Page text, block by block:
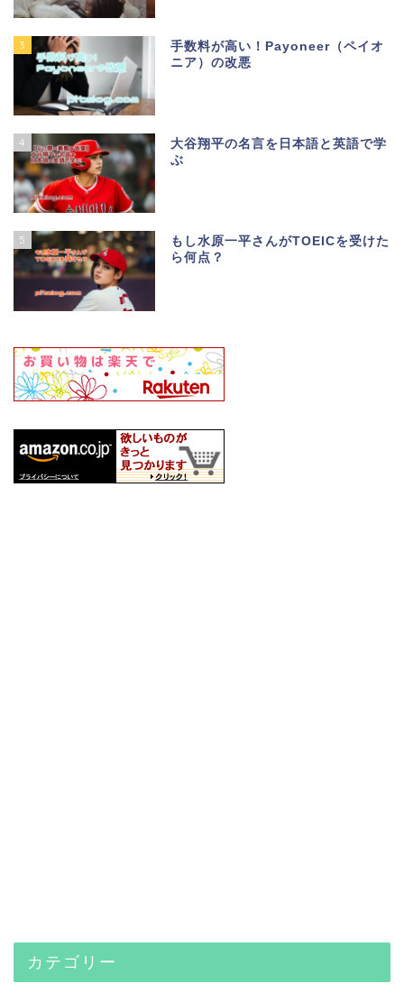
3
手数料が高い！Payoneer（ペイオ
ニア）の改悪
4
大谷翔平の名言を日本語と英語で学
ぶ
5
もし水原一平さんがTOEICを受けた
ら何点？
カテゴリー